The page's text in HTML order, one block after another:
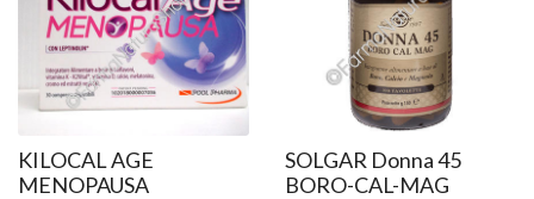
KILOCAL AGE
MENOPAUSA
SOLGAR Donna 45
BORO-CAL-MAG